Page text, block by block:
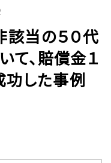
該当の５０代
て、賠償金１
功した事例